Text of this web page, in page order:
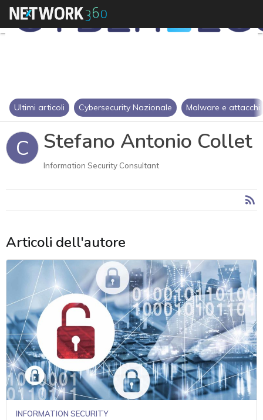
Ultimi articoli Cybersecurity Nazionale Malware e attacchi
C Stefano Antonio Collet
Information Security Consultant
Articoli dell'autore
INFORMATION SECURITY